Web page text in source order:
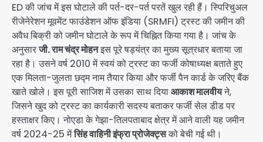
ED की जांच में इस घोटाले की पर्त-दर-पर्त परतें खुल रही हैं। स्पिरिचुअल
रीजेनेरेशन मूवमेंट फाउंडेशन ऑफ इंडिया (SRMFI) ट्रस्ट की जमीन की
अवैध बिक्री को जमीन घोटाले के रूप में चिह्नित किया गया है। जांच के
अनुसारजी. राम चंद्र मोहनइस पूरे षड्यंत्र का मुख्य सूत्रधार बताया जा
रहा है। उसने वर्ष 2010 में स्वयं को ट्रस्ट का फर्जी कोषाध्यक्ष बताते हुए
एक मिलता-जुलता छद्म नाम तैयार किया और फर्जी पैन कार्ड के जरिए बैंक
खाते खोले। इस पूरी साजिश में उसका साथ दियाआकाश मालवीयने,
जिसने खुद को ट्रस्ट का कार्यकारी सदस्य बताकर फर्जी सेल डीड पर
हस्ताक्षर किए। नोएडा के गेझा-तिलपताबाद क्षेत्र में आने वाली यह जमीन
वर्ष 2024-25 मेंसिंह वाहिनी इंफ्रा प्रोजेक्ट्सको बेची गई थी।